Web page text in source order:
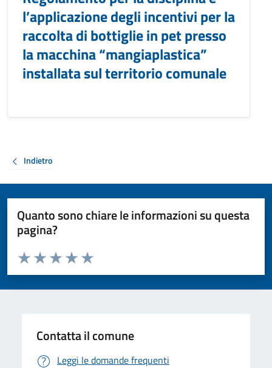
l’applicazione degli incentivi per la
raccolta di bottiglie in pet presso
la macchina “mangiaplastica”
installata sul territorio comunale
Indietro
Quanto sono chiare le informazioni su questa
pagina?
Valuta da 1 a 5 stelle la pagina
Valuta 5 stelle su 5
Valuta 4 stelle su 5
Valuta 3 stelle su 5
Valuta 2 stelle su 5
Valuta 1 stelle su 5
Contatta il comune
Leggi le domande frequenti